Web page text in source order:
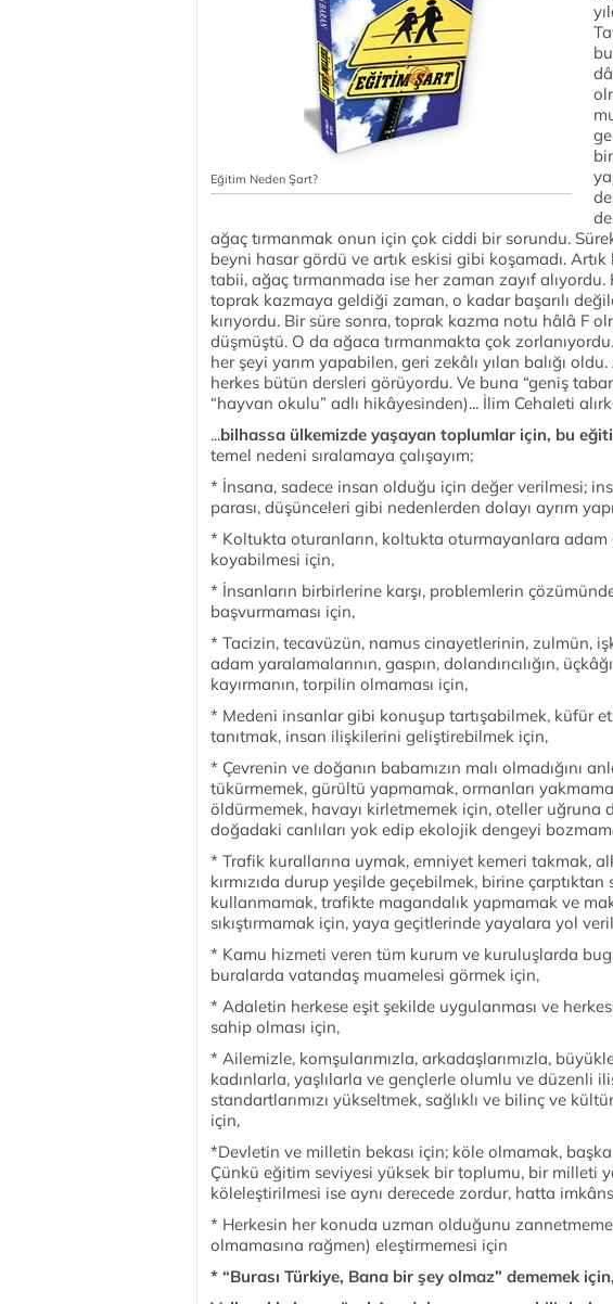
Eğitim Neden Şart?
ağaç tırmanmak onun için çok ciddi bir sorundu.
beyni hasar gördü ve artık eskisi gibi koşamadı.
tabii, ağaç tırmanmada ise her zaman zayıf alıyordu.
toprak kazmaya geldiği zaman, o kadar başarılı
kırıyordu. Bir süre sonra, toprak kazma notu hâlâ F
düşmüştü. O da ağaca tırmanmakta çok
her şeyi yarım yapabilen, geri zekâlı yılan balığı
herkes bütün dersleri görüyordu. Ve buna “geniş
“hayvan okulu” adlı hikâyesinden)... İlim Cehaleti
...bilhassa ülkemizde yaşayan toplumlar için, bu
temel nedeni sıralamaya çalışayım;
* İnsana, sadece insan olduğu için değer verilmesi;
parası, düşünceleri gibi nedenlerden dolayı ayrım
* Koltukta oturanların, koltukta oturmayanlara adam
koyabilmesi için,
* İnsanların birbirlerine karşı, problemlerin
başvurmaması için,
* Tacizin, tecavüzün, namus cinayetlerinin, zulmün,
adam yaralamalarının, gaspın, dolandırıcılığın,
kayırmanın, torpilin olmaması için,
* Medeni insanlar gibi konuşup tartışabilmek, küfür
tanıtmak, insan ilişkilerini geliştirebilmek için,
* Çevrenin ve doğanın babamızın malı olmadığını
tükürmemek, gürültü yapmamak, ormanları
öldürmemek, havayı kirletmemek için, oteller uğruna
doğadaki canlıları yok edip ekolojik dengeyi
* Trafik kurallarına uymak, emniyet kemeri takmak,
kırmızıda durup yeşilde geçebilmek, birine
kullanmamak, trafikte magandalık yapmamak ve
sıkıştırmamak için, yaya geçitlerinde yayalara yol
* Kamu hizmeti veren tüm kurum ve kuruluşlarda
buralarda vatandaş muamelesi görmek için,
* Adaletin herkese eşit şekilde uygulanması ve
sahip olması için,
* Ailemizle, komşularımızla, arkadaşlarımızla,
kadınlarla, yaşlılarla ve gençlerle olumlu ve düzenli
standartlarımızı yükseltmek, sağlıklı ve bilinç ve
için,
*Devletin ve milletin bekası için; köle olmamak,
Çünkü eğitim seviyesi yüksek bir toplumu, bir milleti
köleleştirilmesi ise aynı derecede zordur, hatta
* Herkesin her konuda uzman olduğunu
olmamasına rağmen) eleştirmemesi için
* “Burası Türkiye, Bana bir şey olmaz” dememek için,